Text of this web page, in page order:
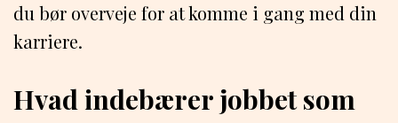
du bør overveje for at komme i gang med din
karriere.
Hvad indebærer jobbet som